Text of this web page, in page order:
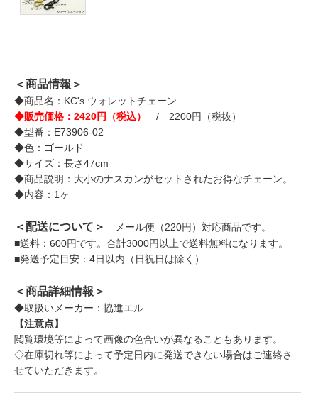
＜商品情報＞
◆商品名：KC's ウォレットチェーン
◆販売価格：2420円（税込）
/ 2200円（税抜）
◆型番：E73906-02
◆色：ゴールド
◆サイズ：長さ47cm
◆商品説明：大小のナスカンがセットされたお得なチェーン。
◆内容：1ヶ
＜配送について＞
メール便（220円）対応商品です。
■送料：600円です。合計3000円以上で送料無料になります。
■発送予定目安：4日以内（日祝日は除く）
＜商品詳細情報＞
◆取扱いメーカー：協進エル
【注意点】
閲覧環境等によって画像の色合いが異なることもあります。
◇在庫切れ等によって予定日内に発送できない場合はご連絡さ
せていただきます。